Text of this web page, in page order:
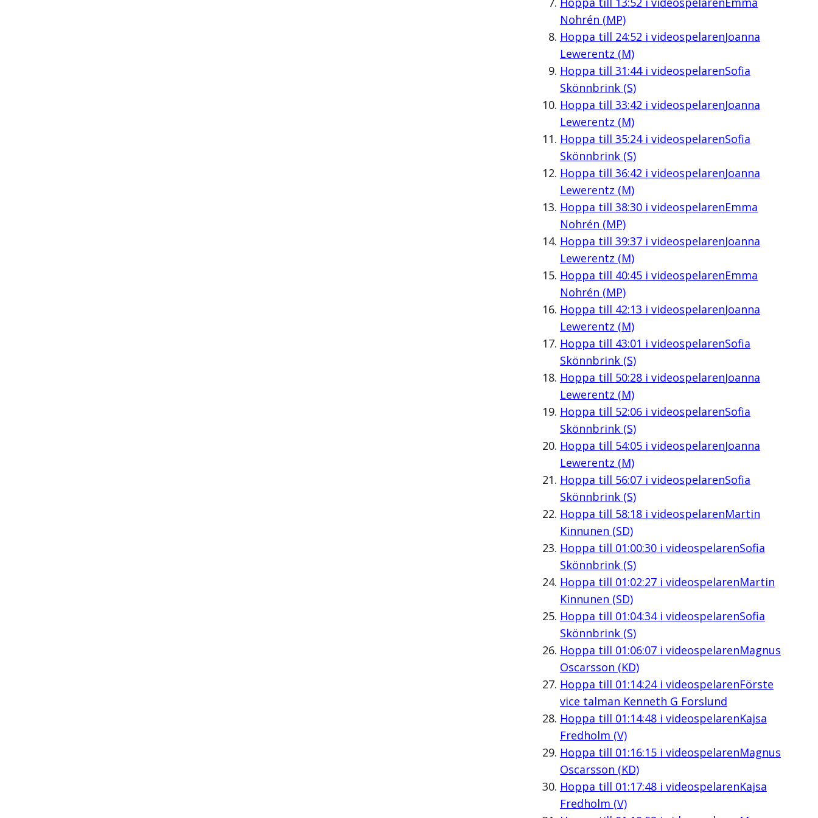
Nohrén (MP)
Hoppa till 24:52 i videospelarenJoanna
Lewerentz (M)
Hoppa till 31:44i videospelarenSofia
Skönnbrink (S)
Hoppa till 33:42 i videospelarenJoanna
Lewerentz (M)
Hoppa till 35:24i videospelarenSofia
Skönnbrink (S)
Hoppa till 36:42 i videospelarenJoanna
Lewerentz (M)
Hoppa till 38:30i videospelarenEmma
Nohrén (MP)
Hoppa till 39:37i videospelarenJoanna
Lewerentz (M)
Hoppa till 40:45i videospelarenEmma
Nohrén (MP)
Hoppa till 42:13 i videospelarenJoanna
Lewerentz (M)
Hoppa till 43:01 i videospelarenSofia
Skönnbrink (S)
Hoppa till 50:28i videospelarenJoanna
Lewerentz (M)
Hoppa till 52:06i videospelarenSofia
Skönnbrink (S)
Hoppa till 54:05i videospelarenJoanna
Lewerentz (M)
Hoppa till 56:07i videospelarenSofia
Skönnbrink (S)
Hoppa till 58:18i videospelarenMartin
Kinnunen (SD)
Hoppa till 01:00:30i videospelarenSofia
Skönnbrink (S)
Hoppa till 01:02:27i videospelarenMartin
Kinnunen (SD)
Hoppa till 01:04:34i videospelarenSofia
Skönnbrink (S)
Hoppa till 01:06:07i videospelarenMagnus
Oscarsson (KD)
Hoppa till 01:14:24i videospelarenFörste
vice talman Kenneth G Forslund
Hoppa till 01:14:48i videospelarenKajsa
Fredholm (V)
Hoppa till 01:16:15i videospelarenMagnus
Oscarsson (KD)
Hoppa till 01:17:48i videospelarenKajsa
Fredholm (V)